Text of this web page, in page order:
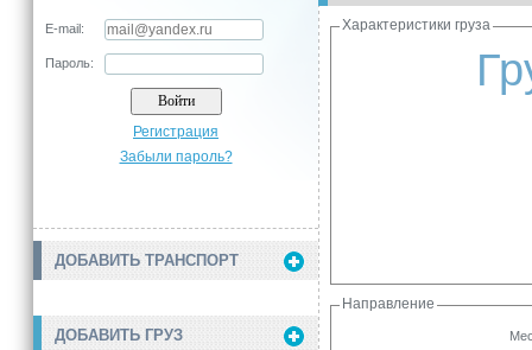
E-mail:
Пароль:
Регистрация
Забыли пароль?
ДОБАВИТЬ ТРАНСПОРТ
ДОБАВИТЬ ГРУЗ
Характеристики груза
Направление